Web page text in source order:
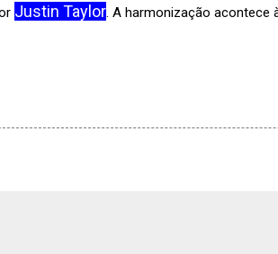
Justin Taylor . A harmonização acontece